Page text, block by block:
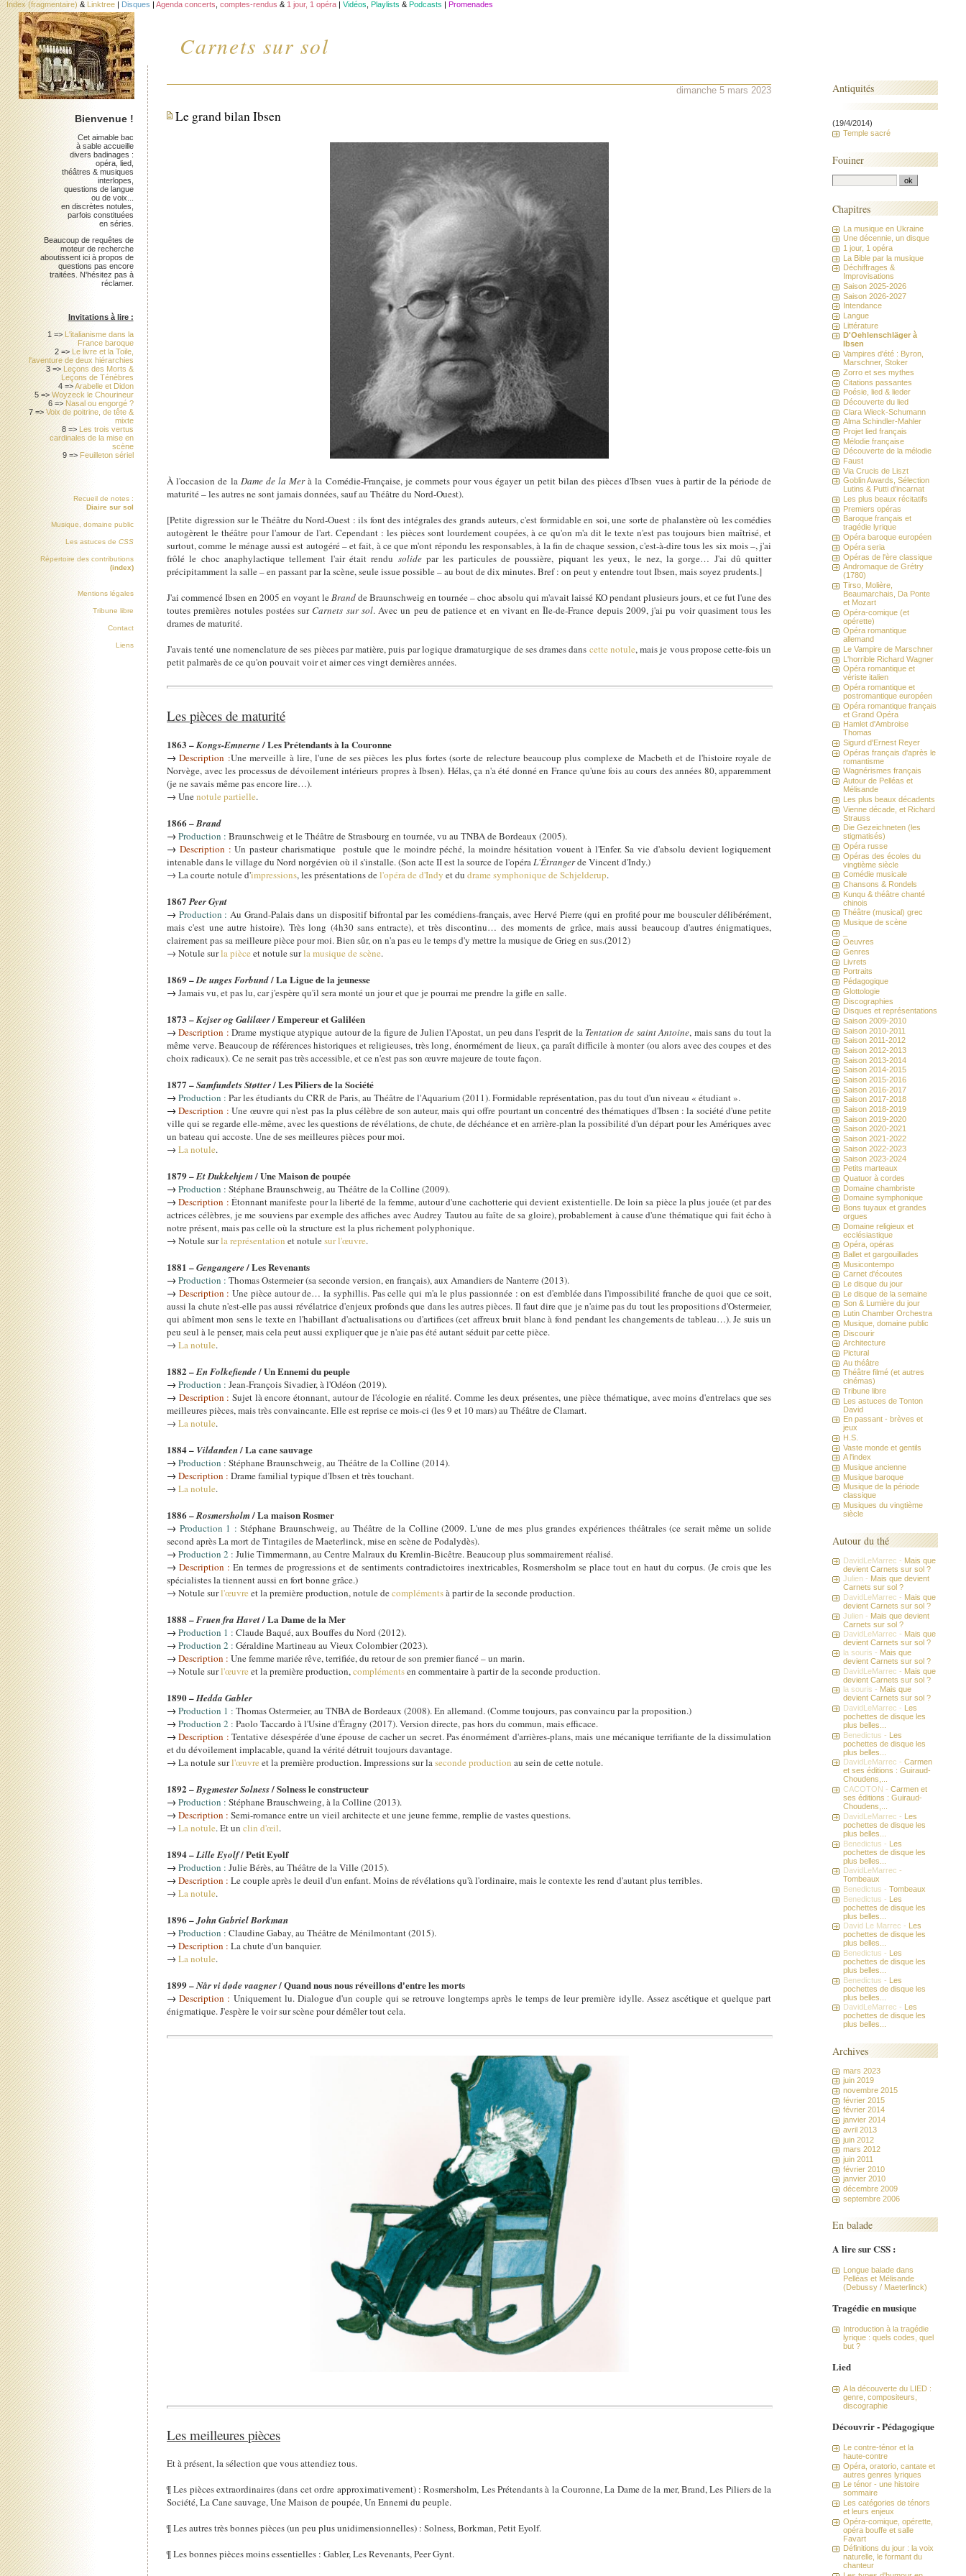
Carnets sur sol
Index (fragmentaire) & Linktree | Disques | Agenda concerts comptes-rendus & 1 jour, 1 opéra | Vidéos Playlists & Podcasts | Promenades
dimanche 5 mars 2023
Le grand bilan Ibsen
À l'occasion de la Dame de la Merà la Comédie-Française, je commets pour vous égayer un petit bilan des pièces d'Ibsen vues à partir de la période de
maturité – les autres ne sont jamais données, sauf au Théâtre du Nord-Ouest).
[Petite digression sur le Théâtre du Nord-Ouest : ils font des intégrales des grands auteurs, c'est formidable en soi, une sorte de phalanstère où les comédies
autogèrent le théâtre pour l'amour de l'art. Cependant : les pièces sont lourdement coupées, à ce qu'on m'a dit le texte n'est pas toujours bien maîtrisé, et
surtout, comme le ménage aussi est autogéré – et fait, à ce que m'ont répondu les responsables, à la fin de chaque session, c'est-à-dire tous les six mois –, j'ai
frôlé le choc anaphylactique tellement l'air était rendu solidepar les particules de poussière, piquant les yeux, le nez, la gorge… J'ai dû quitter
précipitamment la salle – en passant par la scène, seule issue possible – au bout de dix minutes. Bref : on peut y entendre tout Ibsen, mais soyez prudents.]
J'ai commencé Ibsen en 2005 en voyant leBrandde Braunschweig en tournée – choc absolu qui m'avait laissé KO pendant plusieurs jours, et ce fut l'une des
toutes premières notules postées sur Carnets sur sol. Avec un peu de patience et en vivant en Île-de-France depuis 2009, j'ai pu voir quasiment tous les
drames de maturité.
J'avais tenté une nomenclature de ses pièces par matière, puis par logique dramaturgique de ses drames dans cette notule, mais je vous propose cette-fois un
petit palmarès de ce qu'on pouvait voir et aimer ces vingt dernières années.
Les pièces de maturité
1863 –Kongs-Emnerne/ Les Prétendants à la Couronne
→Description :Une merveille à lire, l'une de ses pièces les plus fortes (sorte de relecture beaucoup plus complexe de Macbeth et de l'histoire royale de
Norvège, avec les processus de dévoilement intérieurs propres à Ibsen). Hélas, ça n'a été donné en France qu'une fois au cours des années 80, apparemment
(je ne savais même pas encore lire…).
→ Unenotule partielle.
1866 –Brand
→Production :Braunschweig et le Théâtre de Strasbourg en tournée, vu au TNBA de Bordeaux (2005).
→ Description : Un pasteur charismatique postule que le moindre péché, la moindre hésitation vouent à l'Enfer. Sa vie d'absolu devient logiquement
intenable dans le village du Nord norgévien où il s'installe. (Son acte II est la source de l'opéraL'Étrangerde Vincent d'Indy.)
→ La courte notule d'impressions, les présentations del'opéra de d'Indy et dudrame symphonique de Schjelderup.
1867Peer Gynt
→ Production :Au Grand-Palais dans un dispositif bifrontal par les comédiens-français, avec Hervé Pierre (qui en profité pour me bousculer délibérément,
mais c'est une autre histoire). Très long (4h30 sans entracte), et très discontinu… des moments de grâce, mais aussi beaucoup d'autres énigmatiques,
clairement pas sa meilleure pièce pour moi. Bien sûr, on n'a pas eu le temps d'y mettre la musique de Grieg en sus.(2012)
→ Notule surla pièceet notule surla musique de scène.
1869 –De unges Forbund/ La Ligue de la jeunesse
→Jamais vu, et pas lu, car j'espère qu'il sera monté un jour et que je pourrai me prendre la gifle en salle.
1873 –Kejser og Galilæer/ Empereur et Galiléen
→Description :Drame mystique atypique autour de la figure de Julien l'Apostat, un peu dans l'esprit de la Tentation de saint Antoine, mais sans du tout la
même verve. Beaucoup de références historiques et religieuses, très long, énormément de lieux, ça paraît difficile à monter (ou alors avec des coupes et des
choix radicaux). Ce ne serait pas très accessible, et ce n'est pas son œuvre majeure de toute façon.
1877 –Samfundets Støtter/ Les Piliers de la Société
→Production :Par les étudiants du CRR de Paris, au Théâtre de l'Aquarium (2011). Formidable représentation, pas du tout d'un niveau « étudiant ».
→Description :Une œuvre qui n'est pas la plus célèbre de son auteur, mais qui offre pourtant un concentré des thématiques d'Ibsen : la société d'une petite
ville qui se regarde elle-même, avec les questions de révélations, de chute, de déchéance et en arrière-plan la possibilité d'un départ pour les Amériques avec
un bateau qui accoste. Une de ses meilleures pièces pour moi.
→La notule.
1879 –Et Dukkehjem/ Une Maison de poupée
→Production :Stéphane Braunschweig, au Théâtre de la Colline (2009).
→Description : Étonnant manifeste pour la liberté de la femme, autour d'une cachotterie qui devient existentielle. De loin sa pièce la plus jouée (et par des
actrices célèbres, je me souviens par exemple des affiches avec Audrey Tautou au faîte de sa gloire), probablement à cause d'une thématique qui fait écho à
notre présent, mais pas celle où la structure est la plus richement polyphonique.
→ Notule surla représentation et notulesur l'œuvre.
1881 –Gengangere/ Les Revenants
→Production :Thomas Ostermeier (sa seconde version, en français), aux Amandiers de Nanterre (2013).
→ Description : Une pièce autour de… la syphillis. Pas celle qui m'a le plus passionnée : on est d'emblée dans l'impossibilité franche de quoi que ce soit,
aussi la chute n'est-elle pas aussi révélatrice d'enjeux profonds que dans les autres pièces. Il faut dire que je n'aime pas du tout les propositions d'Ostermeier,
qui abîment mon sens le texte en l'habillant d'actualisations ou d'artifices (cet affreux bruit blanc à fond pendant les changements de tableau…). Je suis un
peu seul à le penser, mais cela peut aussi expliquer que je n'aie pas été autant séduit par cette pièce.
→La notule.
1882 –En Folkefiende/ Un Ennemi du peuple
→Production :Jean-François Sivadier, à l'Odéon (2019).
→ Description : Sujet là encore étonnant, autour de l'écologie en réalité. Comme les deux présentes, une pièce thématique, avec moins d'entrelacs que ses
meilleures pièces, mais très convaincante. Elle est reprise ce mois-ci (les 9 et 10 mars) au Théâtre de Clamart.
→La notule.
1884 – Vildanden/ La cane sauvage
→Production :Stéphane Braunschweig, au Théâtre de la Colline (2014).
→Description : Drame familial typique d'Ibsen et très touchant.
→La notule.
1886 –Rosmersholm/ La maison Rosmer
→ Production 1 :Stéphane Braunschweig, au Théâtre de la Colline (2009. L'une de mes plus grandes expériences théâtrales (ce serait même un solide
second après La mort de Tintagiles de Maeterlinck, mise en scène de Podalydès).
→Production 2 :Julie Timmermann, au Centre Malraux du Kremlin-Bicêtre. Beaucoup plus sommairement réalisé.
→Description : En termes de progressions et de sentiments contradictoires inextricables, Rosmersholm se place tout en haut du corpus. (Je crois que les
spécialistes la tiennent aussi en fort bonne grâce.)
→ Notule surl'œuvreet la première production, notule decomplémentsà partir de la seconde production.
1888 –Fruen fra Havet/ La Dame de la Mer
→Production 1 :Claude Baqué, aux Bouffes du Nord (2012).
→Production 2 :Géraldine Martineau au Vieux Colombier (2023).
→Description : Une femme mariée rêve, terrifiée, du retour de son premier fiancé – un marin.
→ Notule surl'œuvreet la première production,complémentsen commentaire à partir de la seconde production.
1890 –Hedda Gabler
→Production 1 :Thomas Ostermeier, au TNBA de Bordeaux (2008). En allemand. (Comme toujours, pas convaincu par la proposition.)
→Production 2 :Paolo Taccardo à l'Usine d'Éragny (2017). Version directe, pas hors du commun, mais efficace.
→Description : Tentative désespérée d'une épouse de cacher un secret. Pas énormément d'arrières-plans, mais une mécanique terrifiante de la dissimulation
et du dévoilement implacable, quand la vérité détruit toujours davantage.
→ La notule surl'œuvreet la première production. Impressions sur laseconde production au sein de cette notule.
1892 –Bygmester Solness/ Solness le constructeur
→Production :Stéphane Brauschweing, à la Colline (2013).
→Description : Semi-romance entre un vieil architecte et une jeune femme, remplie de vastes questions.
→La notule. Et unclin d'œil.
1894 –Lille Eyolf/ Petit Eyolf
→Production :Julie Bérès, au Théâtre de la Ville (2015).
→Description : Le couple après le deuil d'un enfant. Moins de révélations qu'à l'ordinaire, mais le contexte les rend d'autant plus terribles.
→La notule.
1896 –John Gabriel Borkman
→Production :Claudine Gabay, au Théâtre de Ménilmontant (2015).
→Description : La chute d'un banquier.
→La notule.
1899 –Når vi døde vaagner/ Quand nous nous réveillons d'entre les morts
→Description : Uniquement lu. Dialogue d'un couple qui se retrouve longtemps après le temps de leur première idylle. Assez ascétique et quelque part
énigmatique. J'espère le voir sur scène pour démêler tout cela.
Les meilleures pièces
Et à présent, la sélection que vous attendiez tous.
¶ Les pièces extraordinaires (dans cet ordre approximativement) : Rosmersholm, Les Prétendants à la Couronne, La Dame de la mer, Brand, Les Piliers de la
Société, La Cane sauvage, Une Maison de poupée, Un Ennemi du peuple.
¶ Les autres très bonnes pièces (un peu plus unidimensionnelles) : Solness, Borkman, Petit Eyolf.
¶ Les bonnes pièces moins essentielles : Gabler, Les Revenants, Peer Gynt.
Bienvenue !
Cet aimable bac
à sable accueille
divers badinages :
opéra, lied,
théâtres & musiques
interlopes,
questions de langue
ou de voix...
en discrètes notules,
parfois constituées
en séries.
Beaucoup de requêtes de
moteur de recherche
aboutissent ici à propos de
questions pas encore
traitées. N'hésitez pas à
réclamer.
Invitations à lire :
1 => L'italianisme dans la
France baroque
2 => Le livre et la Toile,
l'aventure de deux hiérarchies
3 => Leçons des Morts &
Leçons de Ténèbres
4 =>Arabelle et Didon
5 =>Woyzeck le Chourineur
6 => Nasal ou engorgé ?
7 =>Voix de poitrine, de tête &
mixte
8 => Les trois vertus
cardinales de la mise en
scène
9 => Feuilleton sériel
Recueil de notes :
Diaire sur sol
Musique, domaine public
Les astuces de CSS
Répertoire des contributions
(index)
Mentions légales
Tribune libre
Contact
Liens
Antiquités
(19/4/2014)
Temple sacré
Fouiner
Chapitres
La musique en Ukraine
Une décennie, un disque
1 jour, 1 opéra
La Bible par la musique
Déchiffrages &
Improvisations
Saison 2025-2026
Saison 2026-2027
Intendance
Langue
Littérature
D'Oehlenschläger à
Ibsen
Vampires d'été : Byron,
Marschner, Stoker
Zorro et ses mythes
Citations passantes
Poésie, lied & lieder
Découverte du lied
Clara Wieck-Schumann
Alma Schindler-Mahler
Projet lied français
Mélodie française
Découverte de la mélodie
Faust
Via Crucis de Liszt
Goblin Awards, Sélection
Lutins & Putti d'incarnat
Les plus beaux récitatifs
Premiers opéras
Baroque français et
tragédie lyrique
Opéra baroque européen
Opéra seria
Opéras de l'ère classique
Andromaque de Grétry
(1780)
Tirso, Molière,
Beaumarchais, Da Ponte
et Mozart
Opéra-comique (et
opérette)
Opéra romantique
allemand
Le Vampire de Marschner
L'horrible Richard Wagner
Opéra romantique et
vériste italien
Opéra romantique et
postromantique européen
Opéra romantique français
et Grand Opéra
Hamlet d'Ambroise
Thomas
Sigurd d'Ernest Reyer
Opéras français d'après le
romantisme
Wagnérismes français
Autour de Pelléas et
Mélisande
Les plus beaux décadents
Vienne décade, et Richard
Strauss
Die Gezeichneten (les
stigmatisés)
Opéra russe
Opéras des écoles du
vingtième siècle
Comédie musicale
Chansons & Rondels
Kunqu & théâtre chanté
chinois
Théâtre (musical) grec
Musique de scène
Oeuvres
Genres
Livrets
Portraits
Pédagogique
Glottologie
Discographies
Disques et représentations
Saison 2009-2010
Saison 2010-2011
Saison 2011-2012
Saison 2012-2013
Saison 2013-2014
Saison 2014-2015
Saison 2015-2016
Saison 2016-2017
Saison 2017-2018
Saison 2018-2019
Saison 2019-2020
Saison 2020-2021
Saison 2021-2022
Saison 2022-2023
Saison 2023-2024
Petits marteaux
Quatuor à cordes
Domaine chambriste
Domaine symphonique
Bons tuyaux et grandes
orgues
Domaine religieux et
ecclésiastique
Opéra, opéras
Ballet et gargouillades
Musicontempo
Carnet d'écoutes
Le disque du jour
Le disque de la semaine
Son & Lumière du jour
Lutin Chamber Orchestra
Musique, domaine public
Discourir
Architecture
Pictural
Au théâtre
Théâtre filmé (et autres
cinémas)
Tribune libre
Les astuces de Tonton
David
En passant - brèves et
jeux
H.S.
Vaste monde et gentils
A l'index
Musique ancienne
Musique baroque
Musique de la période
classique
Musiques du vingtième
siècle
Autour du thé
DavidLeMarrec - Mais que
devient Carnets sur sol ?
Julien - Mais que devient
Carnets sur sol ?
DavidLeMarrec - Mais que
devient Carnets sur sol ?
Julien - Mais que devient
Carnets sur sol ?
DavidLeMarrec - Mais que
devient Carnets sur sol ?
la souris - Mais que
devient Carnets sur sol ?
DavidLeMarrec - Mais que
devient Carnets sur sol ?
la souris - Mais que
devient Carnets sur sol ?
DavidLeMarrec - Les
pochettes de disque les
plus belles...
Benedictus - Les
pochettes de disque les
plus belles...
DavidLeMarrec -Carmen
et ses éditions : Guiraud-
Choudens,...
CACOTON -Carmen et
ses éditions : Guiraud-
Choudens,...
DavidLeMarrec - Les
pochettes de disque les
plus belles...
Benedictus - Les
pochettes de disque les
plus belles...
DavidLeMarrec -
Tombeaux
Benedictus -Tombeaux
Benedictus - Les
pochettes de disque les
plus belles...
David Le Marrec -
Les
pochettes de disque les
plus belles...
Benedictus - Les
pochettes de disque les
plus belles...
Benedictus - Les
pochettes de disque les
plus belles...
DavidLeMarrec -
Les
pochettes de disque les
plus belles...
Archives
mars 2023
juin 2019
novembre 2015
février 2015
février 2014
janvier 2014
avril 2013
juin 2012
mars 2012
juin 2011
février 2010
janvier 2010
décembre 2009
septembre 2006
En balade
A lire sur CSS :
Longue balade dans
Pelléas et Mélisande
(Debussy / Maeterlinck)
Tragédie en musique
Introduction à la tragédie
lyrique : quels codes, quel
but ?
Lied
A la découverte du LIED :
genre, compositeurs,
discographie
Découvrir - Pédagogique
Le contre-ténor et la
haute-contre
Opéra, oratorio, cantate et
autres genres lyriques
Le ténor - une histoire
sommaire
Les catégories de ténors
et leurs enjeux
Opéra-comique, opérette,
opéra bouffe et salle
Favart
Définitions du jour : la voix
naturelle, le formant du
chanteur